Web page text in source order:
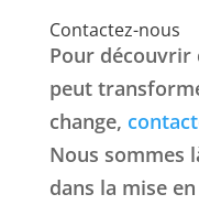
Contactez-nous
Pour découvrir
peut
change,
Nous sommes
dans la mise